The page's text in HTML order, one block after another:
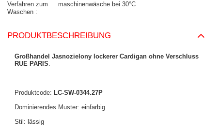
Verfahren zum
Waschen
maschinenwäsche bei 30°C
PRODUKTBESCHREIBUNG
Großhandel Jasnozielony lockerer Cardigan ohne Verschluss
RUE PARIS.
Produktcode: LC-SW-0344.27P
Dominierendes Muster: einfarbig
Stil: lässig